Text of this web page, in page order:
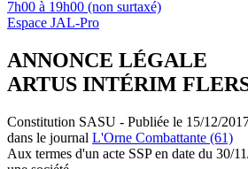
7h00 à 19h00 (non surtaxé)
Espace JAL-Pro
ANNONCE LÉGALE
ARTUS INTÉRIM
Constitution SASU - Publiée le 15/12/
dans le journal L'Orne Combattante (61)
Aux termes d'un acte SSP en date du 30/